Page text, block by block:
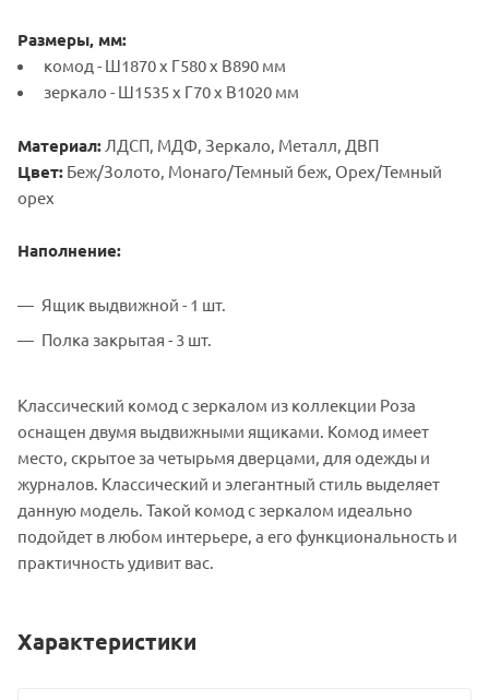
Размеры, мм:
комод - Ш1870 х Г580 х В890 мм
зеркало - Ш1535 х Г70 х В1020 мм
Материал: ЛДСП, МДФ, Зеркало, Металл, ДВП
Цвет: Беж/Золото, Монаго/Темный беж, Орех/Темный
орех
Наполнение:
Ящик выдвижной - 1 шт.
Полка закрытая - 3 шт.
Классический комод с зеркалом из коллекции Роза
оснащен двумя выдвижными ящиками. Комод имеет
место, скрытое за четырьмя дверцами, для одежды и
журналов. Классический и элегантный стиль выделяет
данную модель. Такой комод с зеркалом идеально
подойдет в любом интерьере, а его функциональность и
практичность удивит вас.
Характеристики